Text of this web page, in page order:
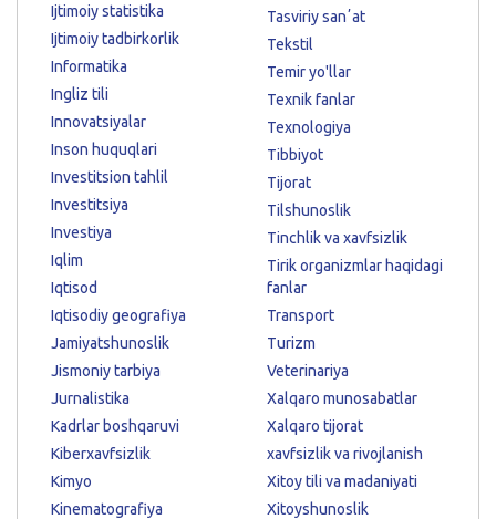
Ijtimoiy statistika
Ijtimoiy tadbirkorlik
Informatika
Ingliz tili
Innovatsiyalar
Inson huquqlari
Investitsion tahlil
Investitsiya
Investiya
Iqlim
Iqtisod
Iqtisodiy geografiya
Jamiyatshunoslik
Jismoniy tarbiya
Jurnalistika
Kadrlar boshqaruvi
Kiberxavfsizlik
Kimyo
Kinematografiya
Tasviriy sanʼat
Tekstil
Temir yo'llar
Texnik fanlar
Texnologiya
Tibbiyot
Tijorat
Tilshunoslik
Tinchlik va xavfsizlik
Tirik organizmlar haqidagi
fanlar
Transport
Turizm
Veterinariya
Xalqaro munosabatlar
Xalqaro tijorat
xavfsizlik va rivojlanish
Xitoy tili va madaniyati
Xitoyshunoslik